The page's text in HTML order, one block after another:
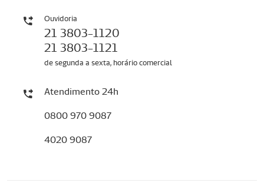
Ouvidoria
21 3803-1120
21 3803-1121
de segunda a sexta, horário comercial
Atendimento 24h
0800 970 9087
4020 9087